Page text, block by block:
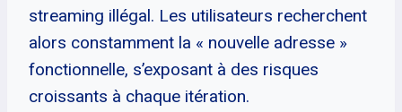
streaming illégal. Les utilisateurs recherchent
alors constamment la « nouvelle adresse »
fonctionnelle, s’exposant à des risques
croissants à chaque itération.